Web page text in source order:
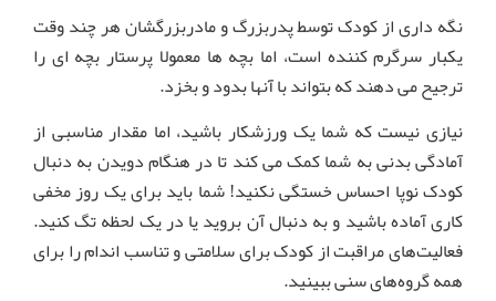
نگه داری از کودک توسط پدربزرگ و مادربزرگشان هر چند وقت
یکبار سرگرم کننده است، اما بچه ها معمولا پرستار بچه ای را
ترجیح می دهند که بتواند با آنها بدود و بخزد.
نیازی نیست که شما یک ورزشکار باشید، اما مقدار مناسبی از
آمادگی بدنی به شما کمک می کند تا در هنگام دویدن به دنبال
کودک نوپا احساس خستگی نکنید! شما باید برای یک روز مخفی
کاری آماده باشید و به دنبال آن بروید یا در یک لحظه تگ کنید.
فعالیت‌های مراقبت از کودک برای سلامتی و تناسب اندام را برای
همه گروه‌های سنی ببینید.